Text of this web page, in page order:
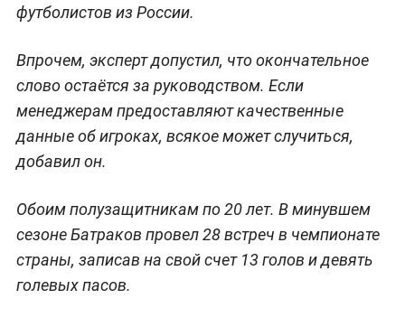
футболистов из России.
Впрочем, эксперт допустил, что окончательное
слово остаётся за руководством. Если
менеджерам предоставляют качественные
данные об игроках, всякое может случиться,
добавил он.
Обоим полузащитникам по 20 лет. В минувшем
сезоне Батраков провел 28 встреч в чемпионате
страны, записав на свой счет 13 голов и девять
голевых пасов.